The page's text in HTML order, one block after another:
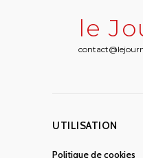
le
UTILISATION
Politique de cookies